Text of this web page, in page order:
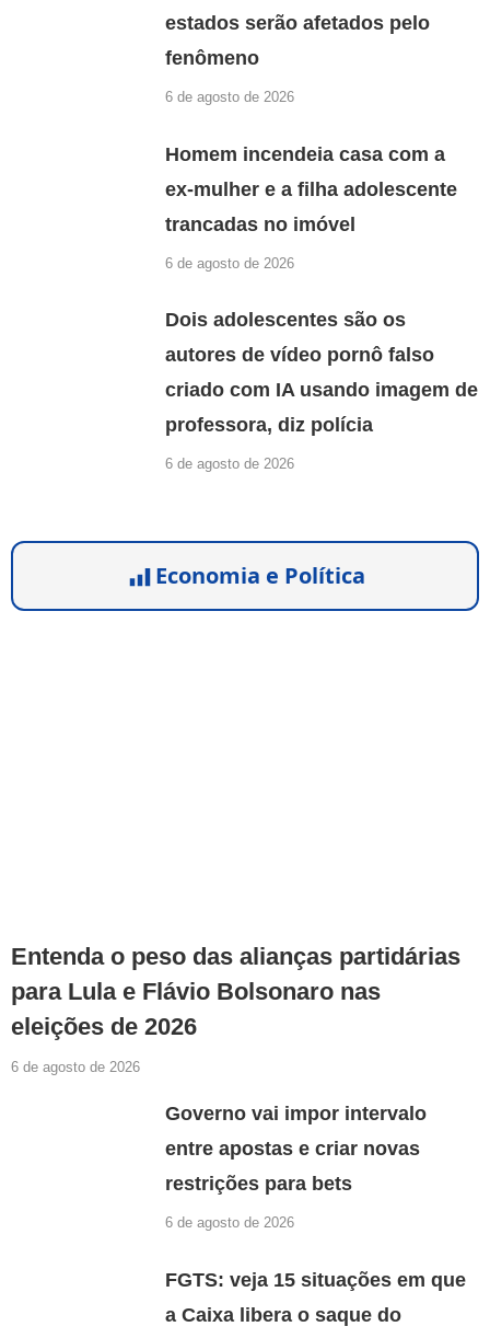
estados serão afetados pelo
fenômeno
6 de agosto de 2026
Homem incendeia casa com a
ex-mulher e a filha adolescente
trancadas no imóvel
6 de agosto de 2026
Dois adolescentes são os
autores de vídeo pornô falso
criado com IA usando imagem de
professora, diz polícia
6 de agosto de 2026
Economia e Política
Entenda o peso das alianças partidárias
para Lula e Flávio Bolsonaro nas
eleições de 2026
6 de agosto de 2026
Governo vai impor intervalo
entre apostas e criar novas
restrições para bets
6 de agosto de 2026
FGTS: veja 15 situações em que
a Caixa libera o saque do